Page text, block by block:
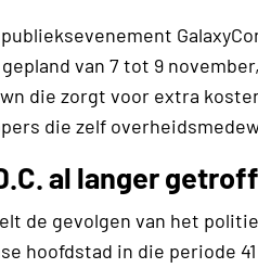
van 7 tot 9
die zorgt voor extra
die zelf
al langer
de gevolgen van het
hoofdstad in die periode